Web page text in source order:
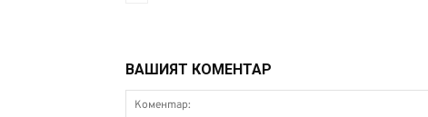
ВАШИЯТ КОМЕНТАР